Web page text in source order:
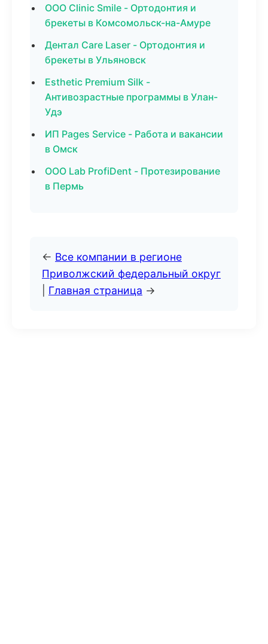
ООО Clinic Smile - Ортодонтия и
брекеты в Комсомольск-на-Амуре
Дентал Care Laser - Ортодонтия и
брекеты в Ульяновск
Esthetic Premium Silk -
Антивозрастные программы в Улан-
Удэ
ИП Pages Service - Работа и вакансии
в Омск
ООО Lab ProfiDent - Протезирование
в Пермь
← Все компании в регионе
Приволжский федеральный округ
Главная страница →